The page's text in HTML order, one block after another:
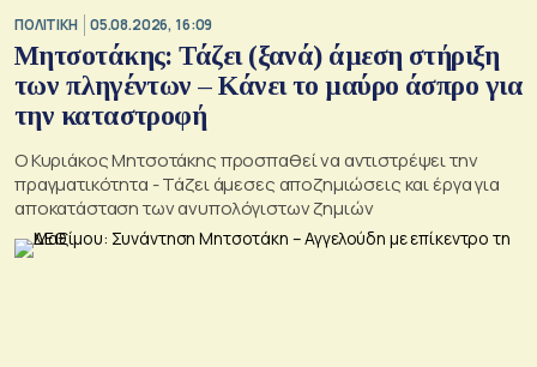
ΠΟΛΙΤΙΚΗ 05.08.2026, 16:09
Μητσοτάκης: Τάζει (ξανά) άμεση στήριξη
των πληγέντων – Κάνει το μαύρο άσπρο για
την καταστροφή
Ο Κυριάκος Μητσοτάκης προσπαθεί να αντιστρέψει την
πραγματικότητα - Τάζει άμεσες αποζημιώσεις και έργα για
αποκατάσταση των ανυπολόγιστων ζημιών